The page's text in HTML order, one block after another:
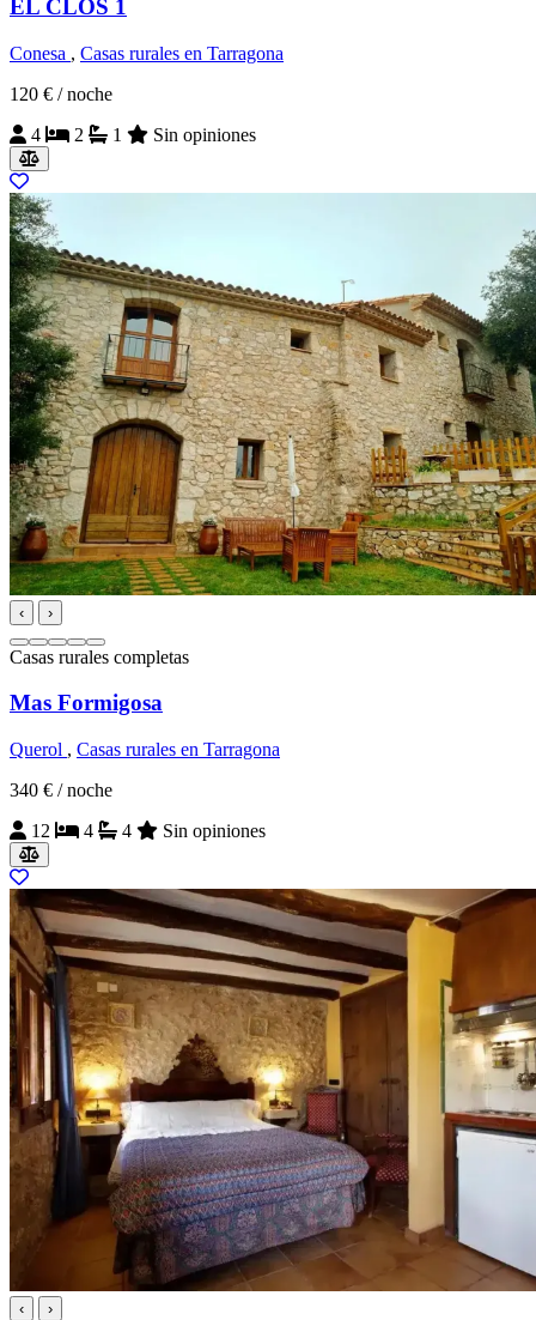
EL CLOS 1
Conesa , Casas rurales en Tarragona
120 € / noche
4
2 1 Sin opiniones
‹ ›
Casas rurales completas
Mas Formigosa
Querol , Casas rurales en Tarragona
340 € / noche
12
4 4 Sin opiniones
‹ ›